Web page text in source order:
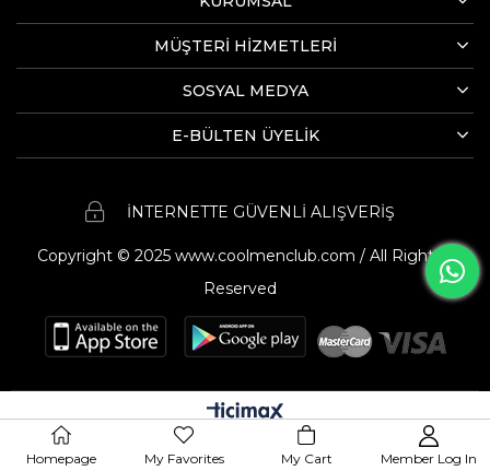
MÜŞTERİ HİZMETLERİ
SOSYAL MEDYA
E-BÜLTEN ÜYELİK
İNTERNETTE GÜVENLİ ALIŞVERİŞ
Copyright © 2025 www.coolmenclub.com / All Rights
Reserved
Homepage My Favorites My Cart Member Log In